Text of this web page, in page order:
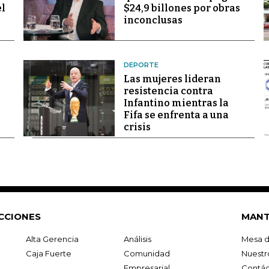
$24,9 billones por obras
inconclusas
DEPORTE
Las mujeres lideran
resistencia contra
Infantino mientras la
Fifa se enfrenta a una
crisis
Alta Gerencia
Análisis
Caja Fuerte
Comunidad
Mesa